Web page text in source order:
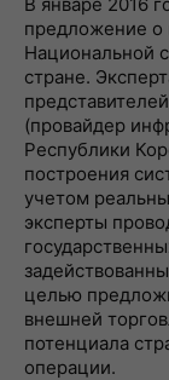
предложение о
Национальной
стране.
(провайдер
Республики
построения
учетом
эксперты
целью
внешней
потенциала
операции.